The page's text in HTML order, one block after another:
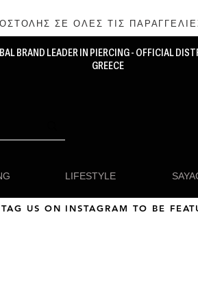
ΣΕ ΟΛΕΣ ΤΙΣ
BRAND LEADER IN PIERCING - OFFICIAL
GREECE
LIFESTYLE
US ON INSTAGRAM TO BE